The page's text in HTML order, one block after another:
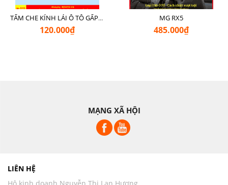
TẤM CHE KÍNH LÁI Ô TÔ GẤP GỌN
120.000₫
MG RX5
485.000₫
MẠNG XÃ HỘI
LIÊN HỆ
Hộ kinh doanh Nguyễn Thị Lan Hương